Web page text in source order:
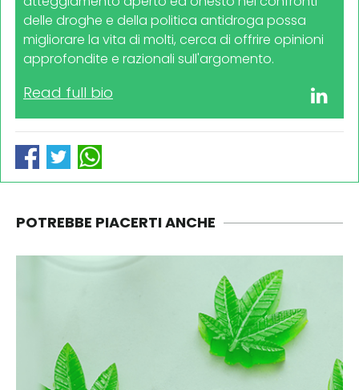
delle droghe e della politica antidroga possa
migliorare la vita di molti, cerca di offrire opinioni
approfondite e razionali sull'argomento.
Read full bio
POTREBBE PIACERTI ANCHE